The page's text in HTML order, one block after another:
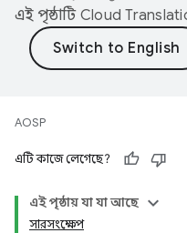
এই পৃষ্ঠাটি Cloud
AOSP
এটি কাজে লেগেছে?
এই পৃষ্ঠায় যা যা আছে
সারসংক্ষেপ